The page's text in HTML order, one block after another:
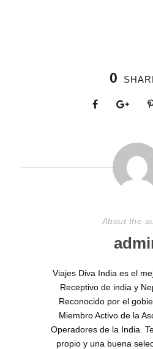
0
About the
Viajes Diva India es el
Receptivo de india y
Reconocido por el
Miembro Activo de la
Operadores de la India.
propio y una buena